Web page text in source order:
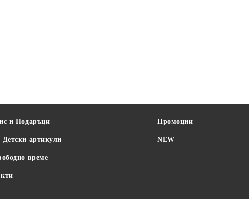
и Подаръци
артикули
време
Промоции
NEW